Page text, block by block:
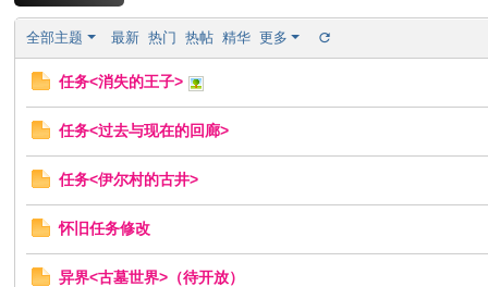
宝
社
区
全部主题 最新 热门 热帖 精华 更多
任务<消失的王子>
任务<过去与现在的回廊>
任务<伊尔村的古井>
怀旧任务修改
异界<古墓世界>（待开放）